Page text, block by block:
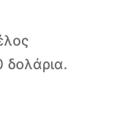
δολάρια.